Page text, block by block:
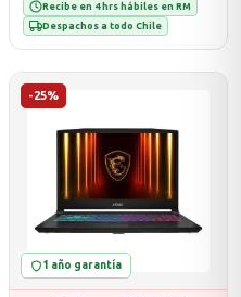
Recibe en 4 hrs hábiles en RM
Despachos a todo Chile
-25%
1 año garantía